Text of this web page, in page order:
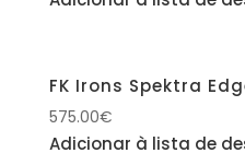
FK Irons Spektra
575.00€
Adicionar à lista de